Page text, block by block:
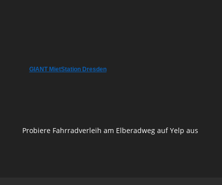
GIANT MietStation Dresden
Probiere Fahrradverleih am Elberadweg auf Yelp aus